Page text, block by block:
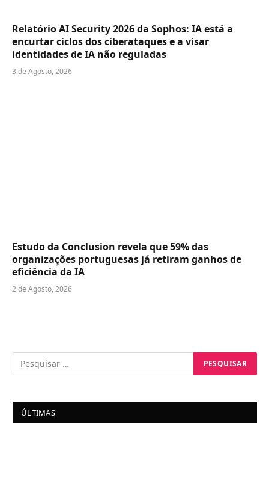
Relatório AI Security 2026 da Sophos: IA está a
encurtar ciclos dos ciberataques e a visar
identidades de IA não reguladas
3 de Agosto, 2026
Estudo da Conclusion revela que 59% das
organizações portuguesas já retiram ganhos de
eficiência da IA
2 de Agosto, 2026
ÚLTIMAS